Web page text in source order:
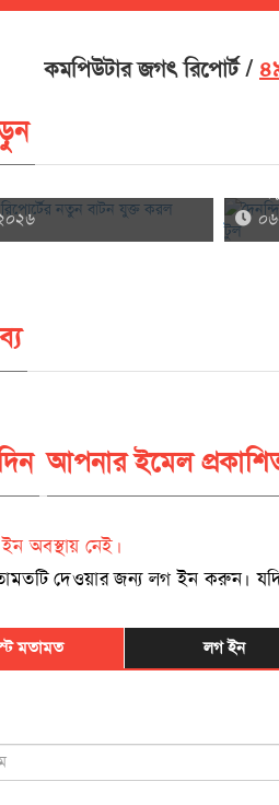
কমপিউটার জগৎ রিপোর্ট
নতুন বাটন যুক্ত করল
আপনার ইমেল
অবস্থায় নেই।
দেওয়ার জন্য লগ ইন করুন। যদি
মতামত লগ ইন